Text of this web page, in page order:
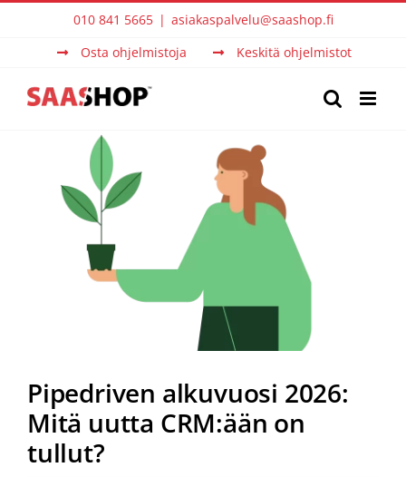
010 841 5665 | asiakaspalvelu@saashop.fi
Osta ohjelmistoja
Keskitä ohjelmistot
Image
Pipedriven alkuvuosi 2026:
Mitä uutta CRM:ään on
tullut?